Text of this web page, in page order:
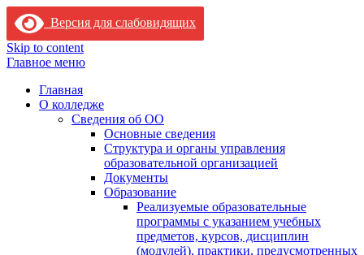
Версия для слабовидящих
Skip to content
Главное меню
Главная
О колледже
Сведения об ОО
Основные сведения
Структура и органы управления
образовательной организацией
Документы
Образование
Реализуемые образовательные
программы с указанием учебных
предметов, курсов, дисциплин
(модулей), практики, предусмотренных